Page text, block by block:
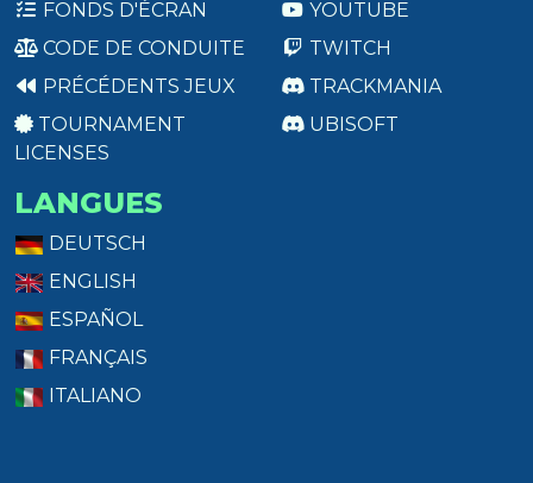
FONDS D'ÉCRAN
CODE DE CONDUITE
PRÉCÉDENTS JEUX
TOURNAMENT
LICENSES
YOUTUBE
TWITCH
TRACKMANIA
UBISOFT
LANGUES
DEUTSCH
ENGLISH
ESPAÑOL
FRANÇAIS
ITALIANO